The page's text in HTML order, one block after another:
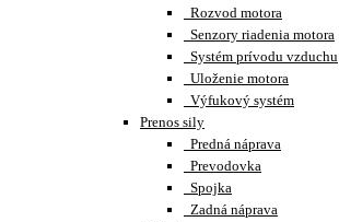
Rozvod motora
Senzory riadenia motora
Systém prívodu vzduchu
Uloženie motora
Výfukový systém
Prenos sily
Predná náprava
Prevodovka
Spojka
Zadná náprava